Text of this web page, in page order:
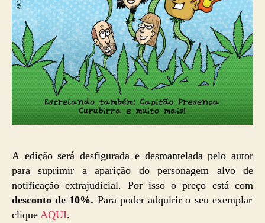
A edição será desfigurada e desmantelada pelo autor
para suprimir a aparição do personagem alvo de
notificação extrajudicial. Por isso o preço está com
desconto de 10%. Para poder adquirir o seu exemplar
cliqueAQUI.